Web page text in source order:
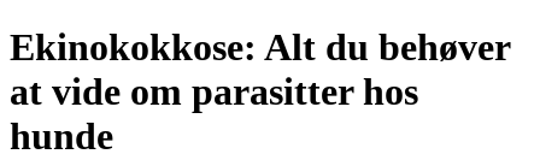
Ekinokokkose: Alt du behøver
at vide om parasitter hos
hunde